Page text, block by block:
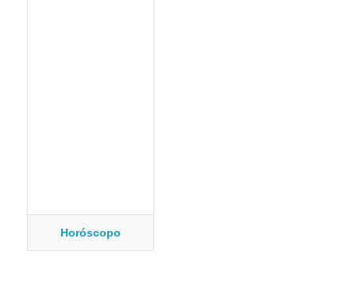
Horóscopo